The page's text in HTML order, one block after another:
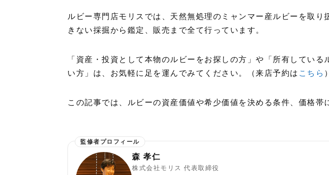
ルビー専門店モリスでは、天然無処理のミャンマー産ルビーを取り
きない採掘から鑑定、販売まで全て行っています。
「資産・投資として本物のルビーをお探しの方」や「所有している
い方」は、お気軽に足を運んでみてください。（来店予約は こちら ）
この記事では、ルビーの資産価値や希少価値を決める条件、価格帯
森 孝仁
株式会社モリス 代表取締役